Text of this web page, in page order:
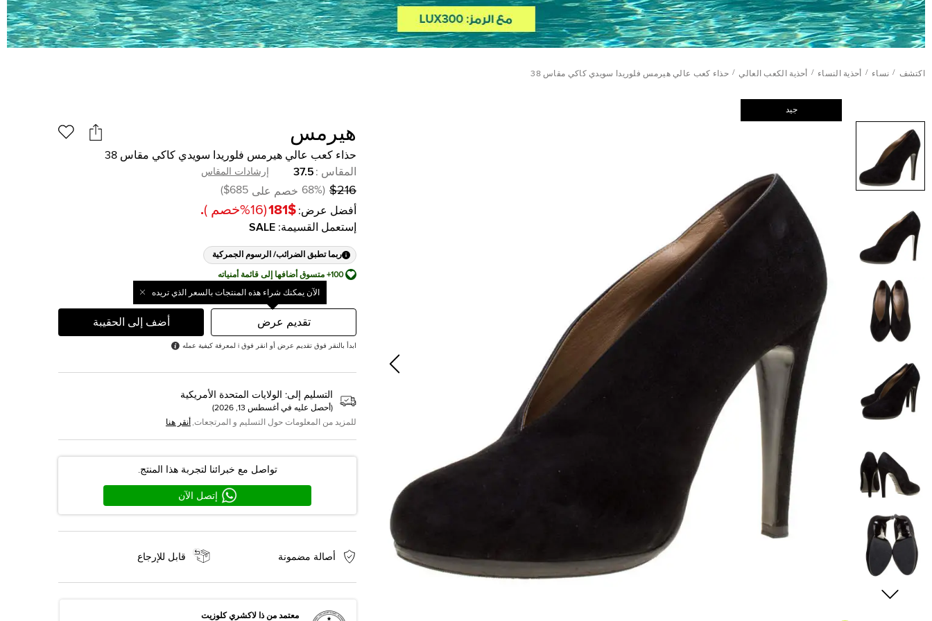
اكتشف / نساء / أحذية النساء / أحذية الكعب العالي / حذاء كعب عالي هيرمس فلوريدا سويدي كاكي مقاس 38
جيد
هيرمس
حذاء كعب عالي هيرمس فلوريدا سويدي كاكي مقاس 38
المقاس :
37.5 إرشادات المقاس
$216
(
68% خصم على $685
)
أفضل عرض: $181
(
16
%خصم )
.
إستعمل القسيمة:
SALE
ربما تطبق الضرائب/ الرسوم الجمركية
100+ متسوق أضافها إلى قائمة أمنياته
الآن يمكنك شراء هذه المنتجات بالسعر الذي تريده
تقديم عرض أضف إلى الحقيبة
ابدأ بالنقر فوق تقديم عرض أو انقر فوق i لمعرفة كيفية عمله
التسليم إلى: الولايات المتحدة الأمريكية
( أحصل عليه في أغسطس 13, 2026
)
للمزيد من المعلومات حول التسليم و المرتجعات, أنقر هنا
تواصل مع خبرائنا لتجربة هذا المنتج.
إتصل الآن
أصالة مضمونة قابل للإرجاع
معتمد من ذا لاكشري كلوزيت